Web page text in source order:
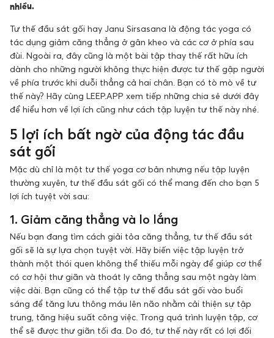
nhiều.
Tư thế đầu sát gối hay Janu Sirsasana là động tác yoga có
tác dụng giảm căng thẳng ở gân kheo và các cơ ở phía sau
đùi. Ngoài ra, đây cũng là một bài tập thay thế rất hữu ích
dành cho những người không thực hiện được tư thế gập người
về phía trước khi duỗi thẳng cả hai chân. Bạn có tò mò về tư
thế này? Hãy cùng LEEP.APP xem tiếp những chia sẻ dưới đây
để hiểu hơn về lợi ích cũng như cách tập luyện tư thế này nhé.
5 lợi ích bất ngờ của động tác đầu
sát gối
Mặc dù chỉ là một tư thế yoga cơ bản nhưng nếu tập luyện
thường xuyên, tư thế đầu sát gối có thể mang đến cho bạn 5
lợi ích tuyệt vời sau:
1. Giảm căng thẳng và lo lắng
Nếu bạn đang tìm cách giải tỏa căng thẳng, tư thế đầu sát
gối sẽ là sự lựa chọn tuyệt vời. Hãy biến việc tập luyện trở
thành một thói quen không thể thiếu mỗi ngày để giúp cơ thể
có cơ hội thư giãn và thoát ly căng thẳng sau một ngày làm
việc dài. Bạn cũng có thể tập tư thế đầu sát gối vào buổi
sáng để tăng lưu thông máu lên não nhằm cải thiện sự tập
trung, tăng hiệu suất công việc. Trong quá trình luyện tập, cơ
thể sẽ được thư giãn tối đa. Do đó, tư thế này rất có lợi đối